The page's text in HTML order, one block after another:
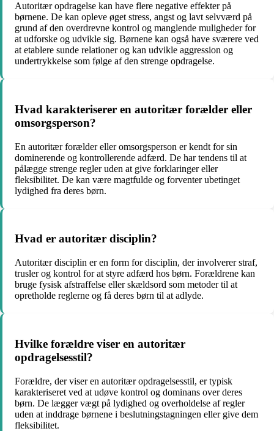
Autoritær opdragelse kan have flere negative effekter på
børnene. De kan opleve øget stress, angst og lavt selvværd på
grund af den overdrevne kontrol og manglende muligheder for
at udforske og udvikle sig. Børnene kan også have sværere ved
at etablere sunde relationer og kan udvikle aggression og
undertrykkelse som følge af den strenge opdragelse.
Hvad karakteriserer en autoritær forælder eller
omsorgsperson?
En autoritær forælder eller omsorgsperson er kendt for sin
dominerende og kontrollerende adfærd. De har tendens til at
pålægge strenge regler uden at give forklaringer eller
fleksibilitet. De kan være magtfulde og forventer ubetinget
lydighed fra deres børn.
Hvad er autoritær disciplin?
Autoritær disciplin er en form for disciplin, der involverer straf,
trusler og kontrol for at styre adfærd hos børn. Forældrene kan
bruge fysisk afstraffelse eller skældsord som metoder til at
opretholde reglerne og få deres børn til at adlyde.
Hvilke forældre viser en autoritær
opdragelsesstil?
Forældre, der viser en autoritær opdragelsesstil, er typisk
karakteriseret ved at udøve kontrol og dominans over deres
børn. De lægger vægt på lydighed og overholdelse af regler
uden at inddrage børnene i beslutningstagningen eller give dem
fleksibilitet.